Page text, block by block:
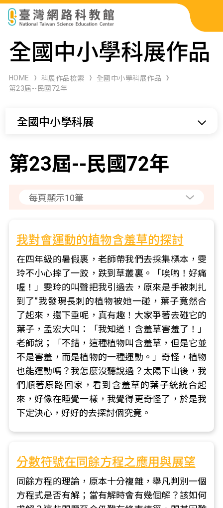
科展作品檢索
科學研習月刊
全國中小學科展作品
HOME 科展作品檢索
全國中小學科展作品
第23屆--民國72年
全國中小學科展
第23屆--民國72年
我對會運動的植物含羞草的探討
在四年級的暑假裹，老師帶我們去採集標本，雯
玲不小心摔了一跤，跌到草叢裏。「唉喲！好痛
喔！」雯玲的叫聲把我引過去，原來是手被刺扎
到了”我發現長刺的植物被她一碰，葉子竟然合
了起來，還下垂呢，真有趣！大家爭著去碰它的
葉子，孟宏大叫：「我知道！含羞草害羞了！」
老師說；「不錯，這種植物叫含羞草，但是它並
不是害羞，而是植物的一種運動。」奇怪，植物
也能運動嗎？我怎麼沒聽說過？太陽下山後，我
們順著原路回家，看到含羞草的葉子統統合起
來，好像在睡覺一樣，我覺得更奇怪了，於是我
下定決心，好好的去探討個究竟。
分數符號在同餘方程之應用與展望
同餘方程的理論，原本十分複雜，舉凡判別一個
方程式是否有解；當有解時會有幾個解？該如何